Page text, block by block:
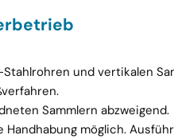
und vertikalen
Sammlern abzweigend.
möglich.